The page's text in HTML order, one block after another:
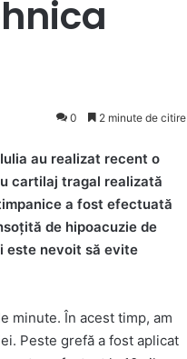
0 2 minute de citire
au realizat recent o
cartilaj tragal realizată
a fost efectuată
de hipoacuzie de
este nevoit să evite
minute. În acest timp, am
Peste grefă a fost aplicat